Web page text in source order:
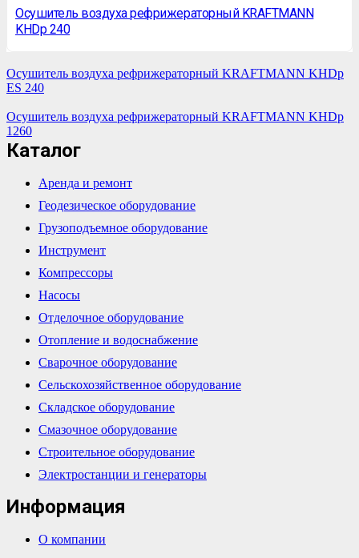
Осушитель воздуха рефрижераторный KRAFTMANN
KHDp 240
Осушитель воздуха рефрижераторный KRAFTMANN KHDp
ES 240
Осушитель воздуха рефрижераторный KRAFTMANN KHDp
1260
Каталог
Аренда и ремонт
Геодезическое оборудование
Грузоподъемное оборудование
Инструмент
Компрессоры
Насосы
Отделочное оборудование
Отопление и водоснабжение
Сварочное оборудование
Сельскохозяйственное оборудование
Складское оборудование
Смазочное оборудование
Строительное оборудование
Электростанции и генераторы
Информация
О компании